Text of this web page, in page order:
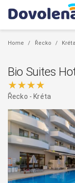
Home / Řecko / Kréta
Bio Suites
★★★★
Řecko - Kréta